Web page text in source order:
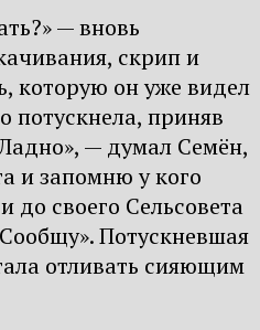
— вновь
скрип и
которую он уже видел
потускнела, приняв
— думал Семён,
и запомню у кого
до своего Сельсовета
Потускневшая
отливать сияющим